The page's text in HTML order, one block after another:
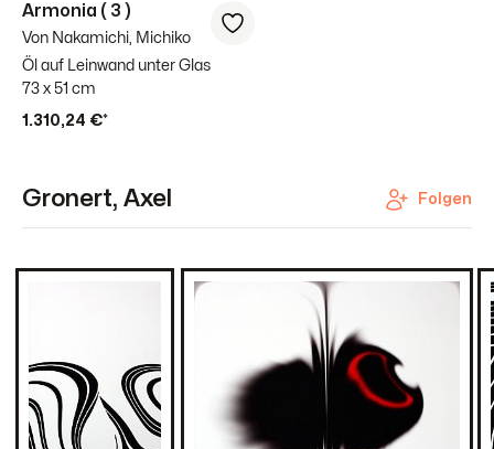
Armonia ( 3 )
Von Nakamichi, Michiko
Öl auf Leinwand unter Glas
73 x 51 cm
1.310,24 €*
Gronert, Axel Folgen